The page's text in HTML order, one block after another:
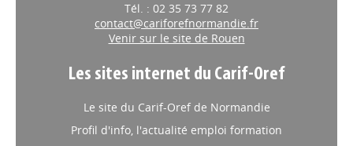
Tél. : 02 35 73 77 82
contact@cariforefnormandie.fr
Venir sur le site de Rouen
Les sites internet du Carif-Oref
Le site du Carif-Oref de Normandie
Profil d'info, l'actualité emploi formation